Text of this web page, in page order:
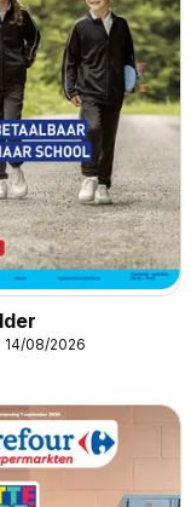
14/08/2026